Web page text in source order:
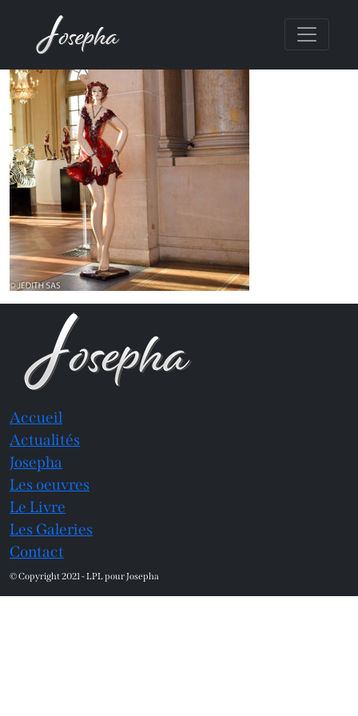
Accueil
Actualités
Josepha
Les oeuvres
Le Livre
Les Galeries
Contact
© Copyright 2021 - LPL pour Josepha